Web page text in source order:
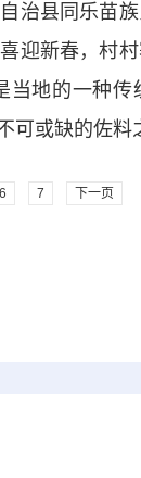
县同乐苗族
迎新春，村
地的一种
可或缺的佐
6 7 下一页